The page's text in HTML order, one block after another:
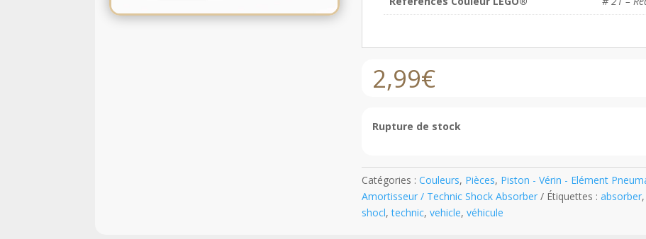
2,99€
Rupture de stock
Catégories : Couleurs, Pièces, Piston - Vérin - Elément
Amortisseur / Technic Shock Absorber
Étiquettes : absorber,
shocl,technic, vehicle, véhicule